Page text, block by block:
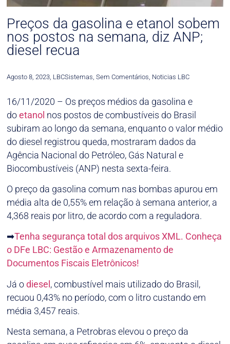
Preços da gasolina e etanol sobem
nos postos na semana, diz ANP;
diesel recua
Agosto 8, 2023, LBCSistemas, Sem Comentários, Noticias LBC
16/11/2020 – Os preços médios da gasolina e
doetanol nos postos de combustíveis do Brasil
subiram ao longo da semana, enquanto o valor médio
do diesel registrou queda, mostraram dados da
Agência Nacional do Petróleo, Gás Natural e
Biocombustíveis (ANP) nesta sexta-feira.
O preço da gasolina comum nas bombas apurou em
média alta de 0,55% em relação à semana anterior, a
4,368 reais por litro, de acordo com a reguladora.
➡Tenha segurança total dos arquivos XML. Conheça
o DFe LBC: Gestão e Armazenamento de
Documentos Fiscais Eletrônicos!
Já odiesel, combustível mais utilizado do Brasil,
recuou 0,43% no período, com o litro custando em
média 3,457 reais.
Nesta semana, a Petrobras elevou o preço da